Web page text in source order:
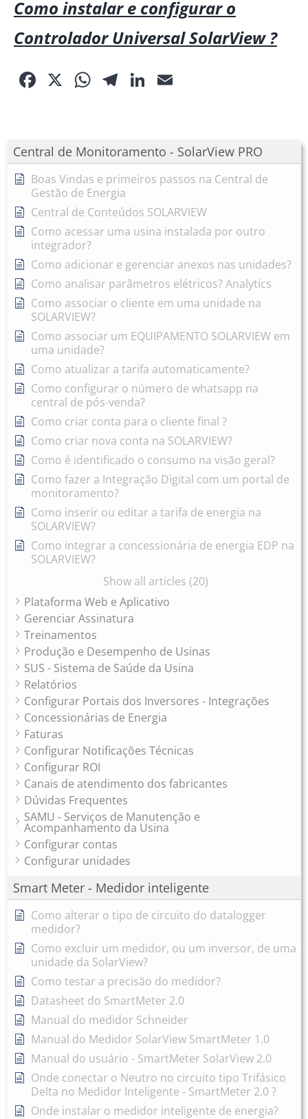
Central de Monitoramento - SolarView PRO
Boas Vindas e primeiros passos na Central de
Gestão de Energia
Central de Conteúdos SOLARVIEW
Como acessar uma usina instalada por outro
integrador?
Como adicionar e gerenciar anexos nas unidades?
Como analisar parâmetros elétricos? Analytics
Como associar o cliente em uma unidade na
SOLARVIEW?
Como associar um EQUIPAMENTO SOLARVIEW em
uma unidade?
Como atualizar a tarifa automaticamente?
Como configurar o número de whatsapp na
central de pós-venda?
Como criar conta para o cliente final ?
Como criar nova conta na SOLARVIEW?
Como é identificado o consumo na visão geral?
Como fazer a Integração Digital com um portal de
monitoramento?
Como inserir ou editar a tarifa de energia na
SOLARVIEW?
Como integrar a concessionária de energia EDP na
SOLARVIEW?
Show all articles (20)
Plataforma Web e Aplicativo
Gerenciar Assinatura
Treinamentos
Produção e Desempenho de Usinas
SUS - Sistema de Saúde da Usina
Relatórios
Configurar Portais dos Inversores - Integrações
Concessionárias de Energia
Faturas
Configurar Notificações Técnicas
Configurar ROI
Canais de atendimento dos fabricantes
Dúvidas Frequentes
SAMU - Serviços de Manutenção e
Acompanhamento da Usina
Configurar contas
Configurar unidades
Smart Meter - Medidor inteligente
Como alterar o tipo de circuito do datalogger
medidor?
Como excluir um medidor, ou um inversor, de uma
unidade da SolarView?
Como testar a precisão do medidor?
Datasheet do SmartMeter 2.0
Manual do medidor Schneider
Manual do Medidor SolarView SmartMeter 1.0
Manual do usuário - SmartMeter SolarView 2.0
Onde conectar o Neutro no circuito tipo Trifásico
Delta no Medidor Inteligente - SmartMeter 2.0 ?
Onde instalar o medidor inteligente de energia?
Como instalar e configurar o
Controlador Universal SolarView ?
Facebook
X WhatsApp
Telegram
LinkedIn